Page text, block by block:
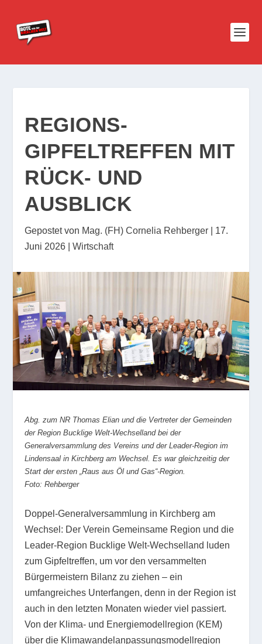
REGIONS-
GIPFELTREFFEN MIT
RÜCK- UND
AUSBLICK
Gepostet von Mag. (FH) Cornelia Rehberger
17.
Juni 2026 |Wirtschaft
Abg. zum NR Thomas Elian und die Vertreter der Gemeinden
der Region Bucklige Welt-Wechselland bei der
Generalversammlung des Vereins und der Leader-Region im
Lindensaal in Kirchberg am Wechsel. Es war gleichzeitig der
Start der ersten „Raus aus Öl und Gas“-Region.
Foto: Rehberger
Doppel-Generalversammlung in Kirchberg am
Wechsel: Der Verein Gemeinsame Region und die
Leader-Region Bucklige Welt-Wechselland luden
zum Gipfeltreffen, um vor den versammelten
Bürgermeistern Bilanz zu ziehen – ein
umfangreiches Unterfangen, denn in der Region ist
auch in den letzten Monaten wieder viel passiert.
Von der Klima- und Energiemodellregion (KEM)
über die Klimawandelanpassungsmodellregion